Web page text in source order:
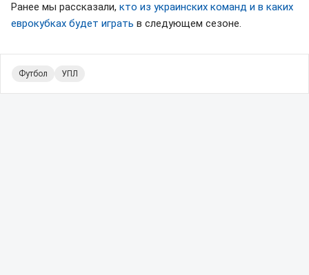
Ранее мы рассказали, кто из украинских команд и в каких
еврокубках будет играть в следующем сезоне.
Футбол УПЛ